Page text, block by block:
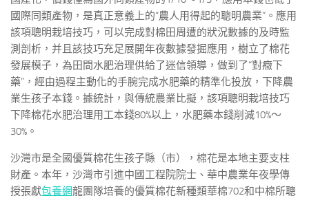
國際同類產物，是真正意義上的“農人用得起的聰明農業”。應用
該項聰明栽培技巧，可以完成對棉田周遭的狀況數據的及時監
測剖析，并且該技巧充足展開年夜數據發掘應用，樹立了棉花
發展模子，為田間水肥治理供給了迷信領導，做到了“對癥下
藥”，經由過程主動化的手腕完成水肥藥的精準化投放，下降農
業生孩子本錢。據統計，與傳統農業比擬，該項聰明栽培技巧
下降棉花水肥治理用工本錢80%以上，水肥藥本錢削減10%～
30%。
沙灣市是全國優質棉花生孩子縣（市），棉花是本地主要支柱
財產。本年，沙灣市引進中國工程院院士、華中農業年夜學傳
授張獻包養網龍團隊培養的優質棉花新種類華棉702和中棉所聰